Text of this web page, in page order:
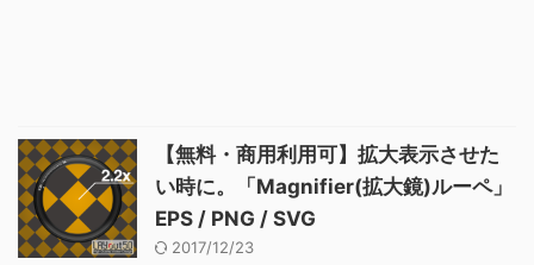
【無料・商用利用可】拡大表示させた
い時に。「Magnifier(拡大鏡)ルーペ」
EPS / PNG / SVG
2017/12/23